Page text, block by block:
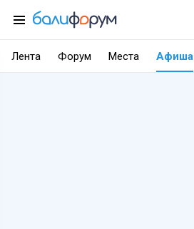
Лента Форум Места Афиша